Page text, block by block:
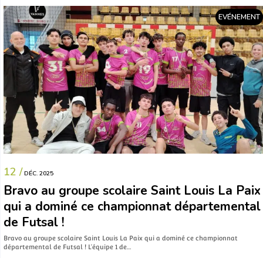
EVÉNEMENT
12 / DÉC. 2025
Bravo au groupe scolaire Saint Louis La Paix
qui a dominé ce championnat départemental
de Futsal !
Bravo au groupe scolaire Saint Louis La Paix qui a dominé ce championnat
départemental de Futsal ! L’équipe 1 de…